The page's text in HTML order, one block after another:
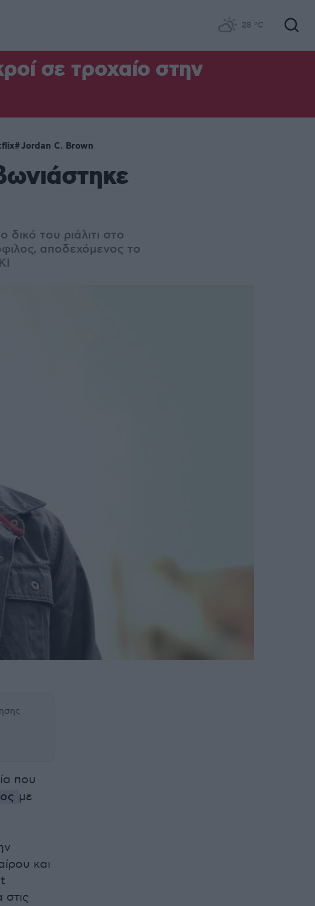
28 °C
σε τροχαίο στην
Jordan C. Brown
του ριάλιτι στο
αποδεχόμενος το
που
με
και